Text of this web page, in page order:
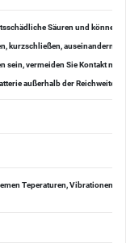
Säuren und können
kurzschließen,
sein, vermeiden Sie Kontakt
außerhalb der Reichweite
Teperaturen, Vibrationen